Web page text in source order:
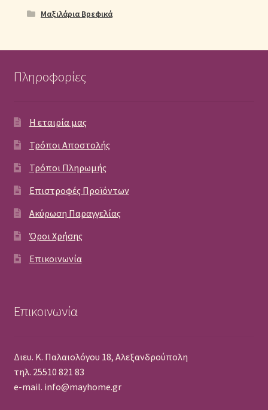
Μαξιλάρια Βρεφικά
Πληροφορίες
Η εταιρία μας
Τρόποι Αποστολής
Τρόποι Πληρωμής
Επιστροφές Προϊόντων
Ακύρωση Παραγγελίας
Όροι Χρήσης
Επικοινωνία
Επικοινωνία
Διευ. Κ. Παλαιολόγου 18, Αλεξανδρούπολη
τηλ. 25510 821 83
e-mail. info@mayhome.gr